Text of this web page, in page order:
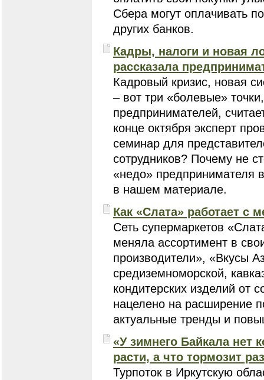
Сбера могут оплачивать
других банков.
Кадры, налоги и новая
рассказала
Кадровый кризис, новая
– вот три «болевые»
предпринимателей,
конце октября эксперт
семинар для
сотрудников? Почему не
«недо» предпринимателя
в нашем материале.
Как «Слата» работает с
Сеть супермаркетов
меняла ассортимент в
производители», «Вкусы
средиземноморской,
кондитерских изделий от
нацелено на расширение
актуальные тренды и
«У зимнего Байкала нет
расти, а что тормозит
Турпоток в Иркутскую